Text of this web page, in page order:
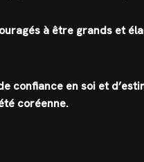
à être grands et
confiance en soi et
coréenne.